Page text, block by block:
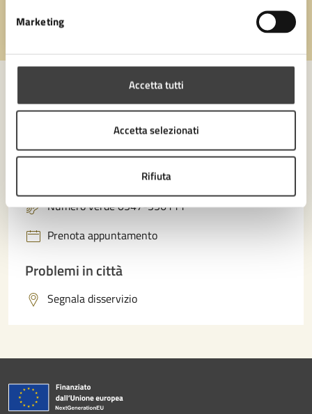
Marketing
Accetta tutti
Accetta selezionati
Rifiuta
Contatta il comune
Leggi le domande frequenti
Numero verde 0547-356111
Prenota appuntamento
Problemi in città
Segnala disservizio